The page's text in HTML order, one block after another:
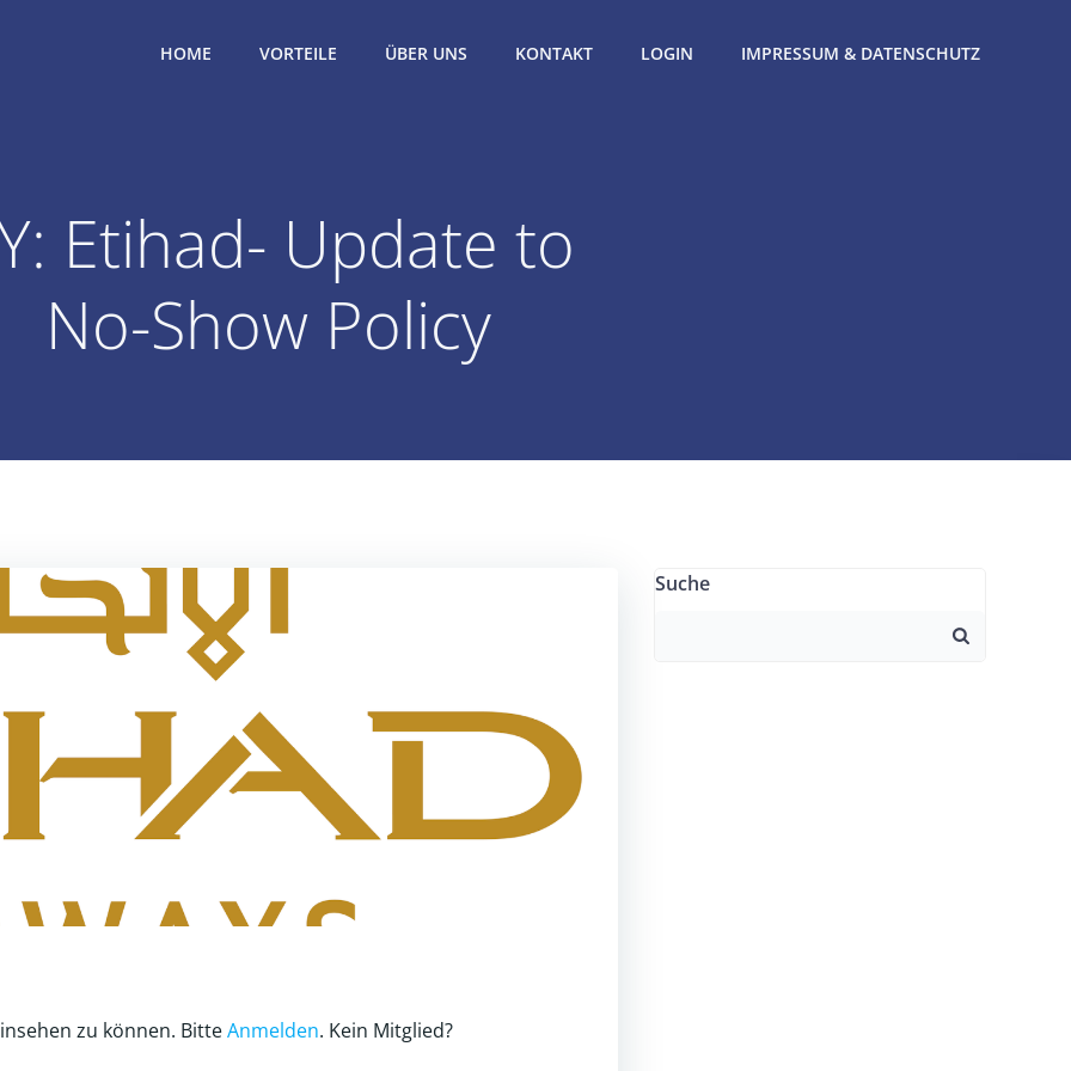
HOME VORTEILE ÜBER UNS KONTAKT LOGIN IMPRESSUM & DATENSCHUTZ
Etihad- Update to
No-Show Policy
zu können. BitteAnmelden. Kein Mitglied?
Suche